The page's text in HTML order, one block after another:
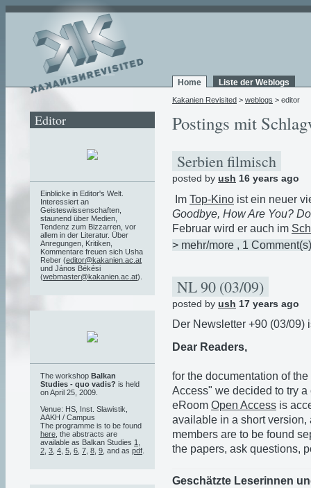
Home Liste der Weblogs
Kakanien Revisited > weblogs > editor
Postings mit
Serbien filmisch
posted by ush 16 years ago
Im Top-Kino ist ein neuer
Goodbye, How Are You?
Februar wird er auch im
> mehr/more , 1 Comment(s)
NL 90 (03/09)
posted by ush 17 years ago
Der Newsletter +90 (03/09)
Dear Readers,
for the documentation of
Access" we decided to try
eRoom Open Access is
available in a short
members are to be found
the papers, ask questions,
Geschätzte Leserinnen
Editor
Einblicke in Editor's Welt.
Interessiert an
Geisteswissenschaften,
staunend über Medien,
Tendenz zum Bizzarren, vor
allem in der Literatur. Über
Anregungen, Kritiken,
Kommentare freuen sich Usha
Reber (editor@kakanien.ac.at
und János Békési
(webmaster@kakanien.ac.at).
The workshop Balkan
Studies - quo vadis? is held
on April 25, 2009.
Venue: HS, Inst. Slawistik,
AAKH / Campus
The programme is to be found
here , the abstracts are
available as Balkan Studies 1
2 3 4 5 6 7 8 9 , and as pdf